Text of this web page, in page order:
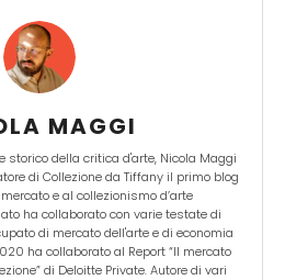
MAGGI
della critica d'arte, Nicola Maggi
di Collezione da Tiffany il primo blog
e al collezionismo d’arte
ha collaborato con varie testate di
di mercato dell'arte e di economia
ha collaborato al Report “Il mercato
di Deloitte Private. Autore di vari